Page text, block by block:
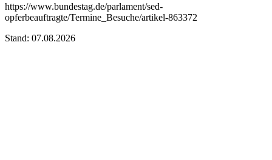
https://www.bundestag.de/parlament/sed-
opferbeauftragte/Termine_Besuche/artikel-863372
Stand: 07.08.2026